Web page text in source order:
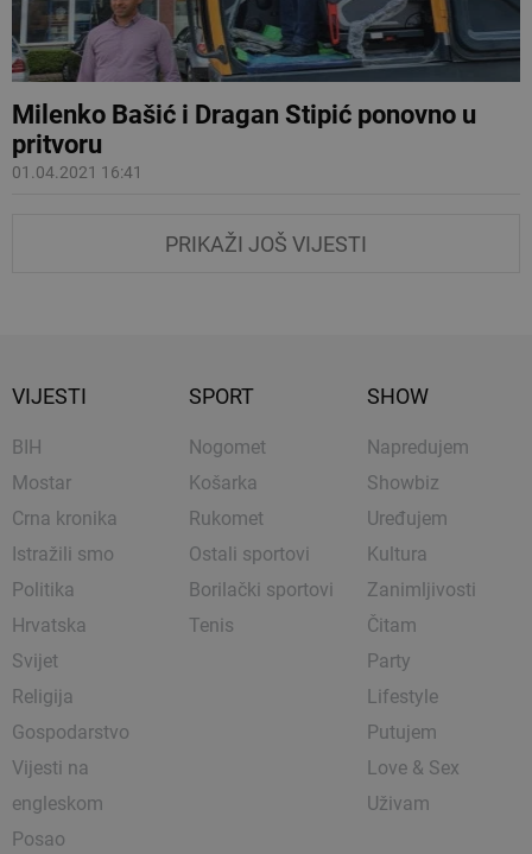
Milenko Bašić i Dragan Stipić ponovno u
pritvoru
01.04.2021 16:41
PRIKAŽI JOŠ VIJESTI
VIJESTI
BIH
Mostar
Crna kronika
Istražili smo
Politika
Hrvatska
Svijet
Religija
Gospodarstvo
Vijesti na
engleskom
Posao
SPORT
Nogomet
Košarka
Rukomet
Ostali sportovi
Borilački sportovi
Tenis
SHOW
Napredujem
Showbiz
Uređujem
Kultura
Zanimljivosti
Čitam
Party
Lifestyle
Putujem
Love & Sex
Uživam